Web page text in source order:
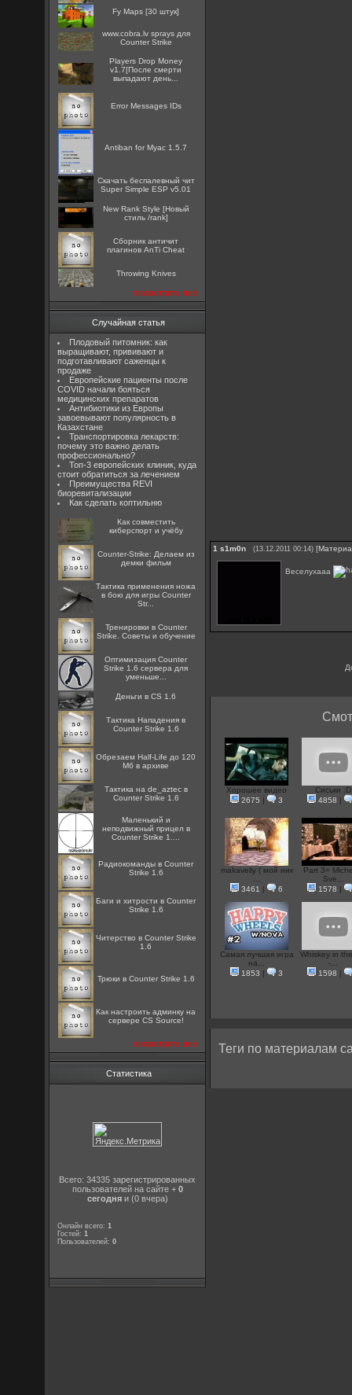
Fy Maps [30 штук]
www.cobra.lv sprays для
Counter Strike
Players Drop Money
v1.7[После смерти
выпадают день...
Error Messages IDs
Antiban for Myac 1.5.7
Скачать беспалевный чит
Super Simple ESP v5.01
New Rank Style [Новый
стиль /rank]
Сборник античит
плагинов AnTi Cheat
Throwing Knives
посмотреть все
Случайная статья
Плодовый питомник: как
выращивают, прививают и
подготавливают саженцы к
продаже
Европейские пациенты после
COVID начали бояться
медицинских препаратов
Антибиотики из Европы
завоевывают популярность в
Казахстане
Транспортировка лекарств:
почему это важно делать
профессионально?
Топ-3 европейских клиник, куда
стоит обратиться за лечением
Преимущества REVI
биоревитализации
Как сделать коптильню
Как совместить
киберспорт и учёбу
Counter-Strike: Делаем из
демки фильм
Тактика применения ножа
в бою для игры Counter
Str...
Тренировки в Counter
Strike. Советы и обучение
Оптимизация Counter
Strike 1.6 сервера для
уменьше...
Деньги в CS 1.6
Тактика Нападения в
Counter Strike 1.6
Обрезаем Half-Life до 120
Мб в архиве
Тактика на de_aztec в
Counter Strike 1.6
Маленький и
неподвижный прицел в
Counter Strike 1....
Радиокоманды в Counter
Strike 1.6
Баги и хитрости в Counter
Strike 1.6
Читерство в Counter Strike
1.6
Трюки в Counter Strike 1.6
Как настроить админку на
сервере CS Source!
посмотреть все
Статистика
Всего: 34335 зарегистрированных
пользователей на сайте + 0
сегодняи (0 вчера)
Онлайн всего:1
Гостей:1
Пользователей:0
1 s1m0n (13.12.2011 00:14) [
Веселухааа
Хорошее видео
2675 | 3
Сиськи :D
4858 |
makavelly ( мой ник
3461 | 6
Part 3=
Sve...
1578 |
Самая лучшая игра
на...
1853 | 3
Whiskey in
-...
1598 |
Теги по материалам